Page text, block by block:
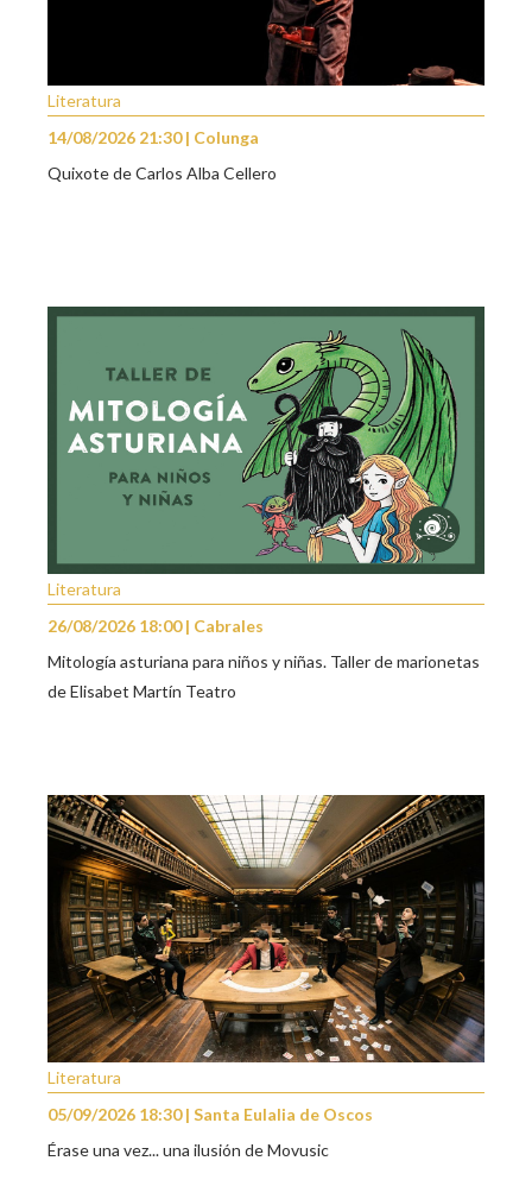
Literatura
14/08/2026 21:30 | Colunga
Quixote de Carlos Alba Cellero
Literatura
26/08/2026 18:00 | Cabrales
Mitología asturiana para niños y niñas. Taller de marionetas
de Elisabet Martín Teatro
Literatura
05/09/2026 18:30 | Santa Eulalia de Oscos
Érase una vez... una ilusión de Movusic